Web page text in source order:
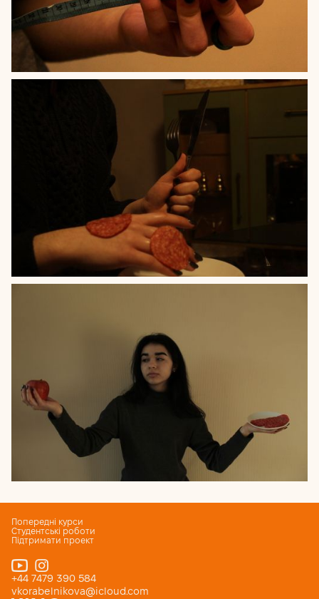
Попередні курси
Студентські роботи
Підтримати проект
+44 7479 390 584
vkorabelnikova@icloud.com